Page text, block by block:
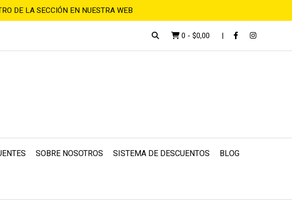
DE LA SECCIÓN EN NUESTRA WEB
0 - $0,00
SOBRE NOSOTROS SISTEMA DE DESCUENTOS BLOG